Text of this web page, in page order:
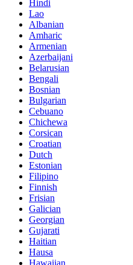
Hindi
Lao
Albanian
Amharic
Armenian
Azerbaijani
Belarusian
Bengali
Bosnian
Bulgarian
Cebuano
Chichewa
Corsican
Croatian
Dutch
Estonian
Filipino
Finnish
Frisian
Galician
Georgian
Gujarati
Haitian
Hausa
Hawaiian